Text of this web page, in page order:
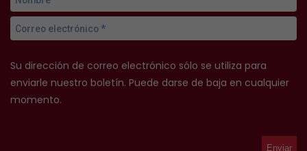
Su dirección de correo electrónico sólo se utiliza para
enviarle nuestro boletín. Puede darse de baja en cualquier
momento.